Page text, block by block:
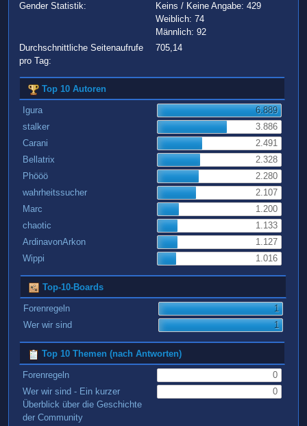
Gender Statistik:
Keins / Keine Angabe: 429
Weiblich: 74
Männlich: 92
Durchschnittliche Seitenaufrufe
pro Tag:
705,14
Top 10 Autoren
Igura
6.889
stalker
3.886
Carani
2.491
Bellatrix
2.328
Phööö
2.280
wahrheitssucher
2.107
Marc
1.200
chaotic
1.133
ArdinavonArkon
1.127
Wippi
1.016
Top-10-Boards
Forenregeln
1
Wer wir sind
1
Top 10 Themen (nach Antworten)
Forenregeln
0
Wer wir sind - Ein kurzer
Überblick über die Geschichte
der Community
0